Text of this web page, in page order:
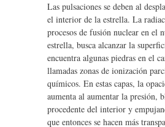
Las pulsaciones se deben al
el interior de la estrella. La
procesos de fusión nuclear en el
estrella, busca alcanzar la
encuentra algunas piedras en el
llamadas zonas de ionización
químicos. En estas capas, la
aumenta al aumentar la presión,
procedente del interior y
que entonces se hacen más